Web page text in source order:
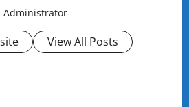
Administrator
View All Posts